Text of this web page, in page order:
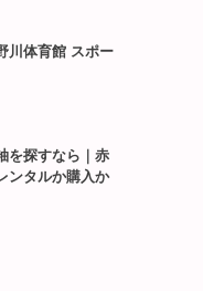
川体育館 スポー
を探すなら｜赤
ンタルか購入か